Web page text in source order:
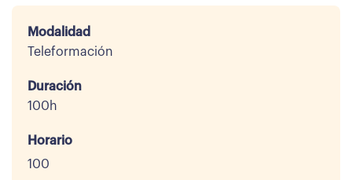
Modalidad
Teleformación
Duración
100h
Horario
100